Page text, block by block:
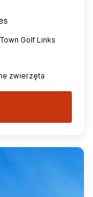
Golf Links
zwierzęta